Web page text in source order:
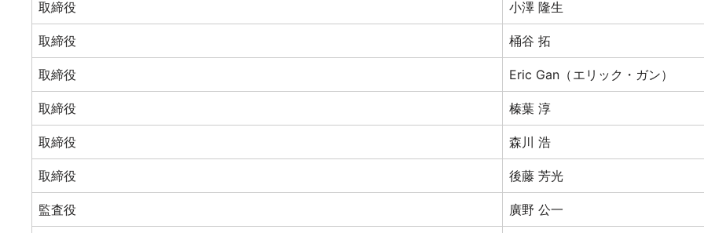
取締役 小澤 隆生
取締役 桶谷 拓
取締役 Eric Gan（エリック・ガン）
取締役 榛葉 淳
取締役 森川 浩
取締役 後藤 芳光
監査役 廣野 公一